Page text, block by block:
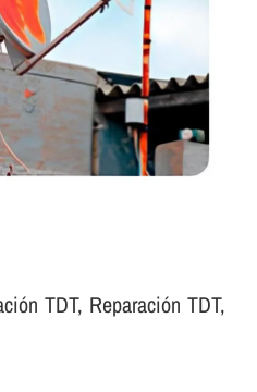
TDT, Reparación TDT,